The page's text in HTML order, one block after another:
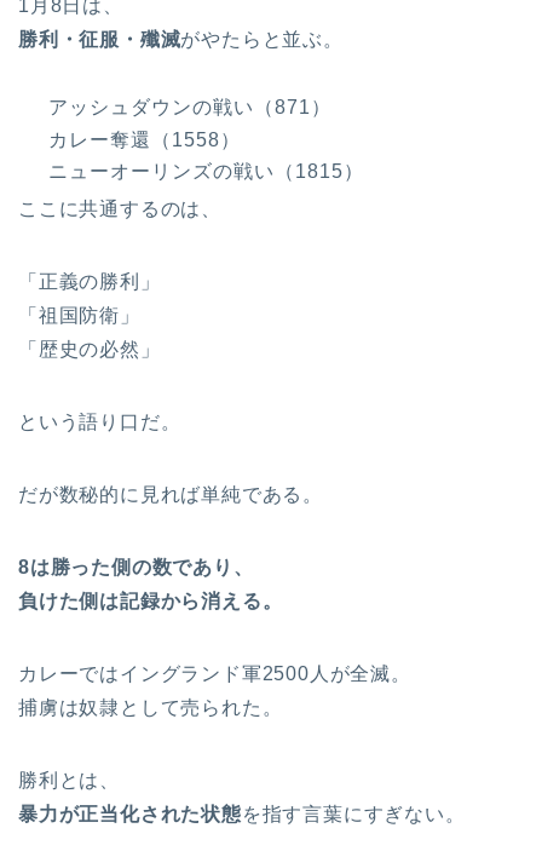
1月8日は、
勝利・征服・殲滅がやたらと並ぶ。
アッシュダウンの戦い（871）
カレー奪還（1558）
ニューオーリンズの戦い（1815）
ここに共通するのは、
「正義の勝利」
「祖国防衛」
「歴史の必然」
という語り口だ。
だが数秘的に見れば単純である。
8は勝った側の数であり、
負けた側は記録から消える。
カレーではイングランド軍2500人が全滅。
捕虜は奴隷として売られた。
勝利とは、
暴力が正当化された状態を指す言葉にすぎない。